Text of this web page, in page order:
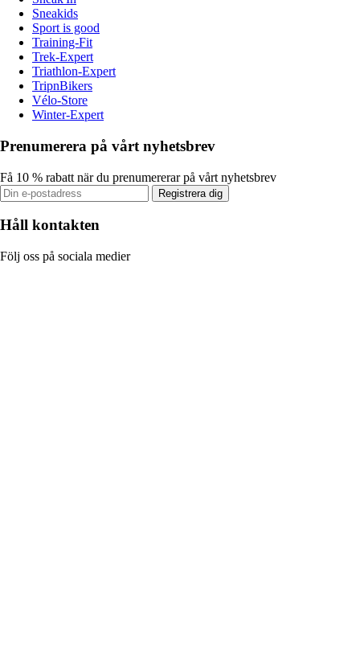
Sneakids
Sport is good
Training-Fit
Trek-Expert
Triathlon-Expert
TripnBikers
Vélo-Store
Winter-Expert
Prenumerera på vårt nyhetsbrev
Få 10 % rabatt när du prenumererar på vårt nyhetsbrev
Registrera dig
Håll kontakten
Följ oss på sociala medier